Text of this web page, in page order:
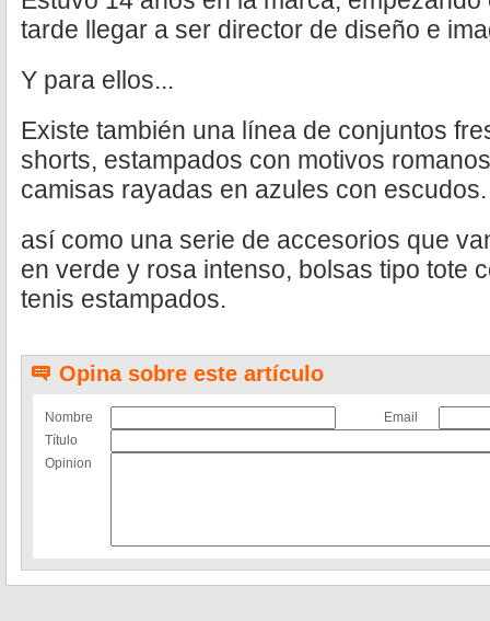
tarde llegar a ser director de diseño e
Y para ellos...
Existe también una línea de conjuntos
shorts, estampados con motivos
camisas rayadas en azules con escudos.
así como una serie de accesorios que
en verde y rosa intenso, bolsas tipo tote
tenis estampados.
Opina sobre este artículo
Nombre
Email
Título
Opinion